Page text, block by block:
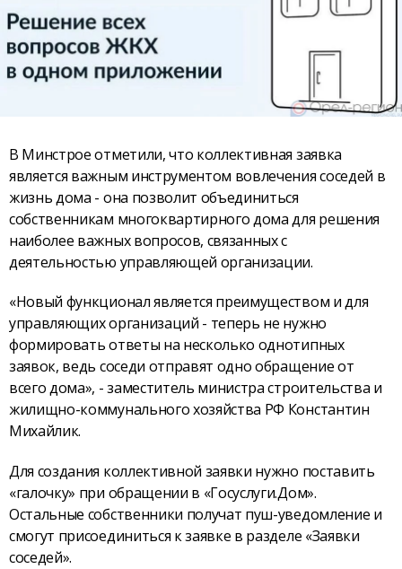
В Минстрое отметили, что коллективная заявка
является важным инструментом вовлечения соседей в
жизнь дома - она позволит объединиться
собственникам многоквартирного дома для решения
наиболее важных вопросов, связанных с
деятельностью управляющей организации.
«Новый функционал является преимуществом и для
управляющих организаций - теперь не нужно
формировать ответы на несколько однотипных
заявок, ведь соседи отправят одно обращение от
всего дома», - заместитель министра строительства и
жилищно-коммунального хозяйства РФ Константин
Михайлик.
Для создания коллективной заявки нужно поставить
«галочку» при обращении в «Госуслуги.Дом».
Остальные собственники получат пуш-уведомление и
смогут присоединиться к заявке в разделе «Заявки
соседей».